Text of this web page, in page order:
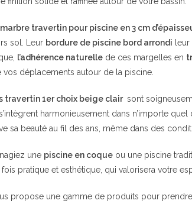
marbre travertin pour piscine en 3 cm
sol. Leur bordure de piscine bord arrondi
l’adhérence naturelle de ces margelles en
déplacements autour de la piscine.
travertin 1er choix beige clair sont
harmonieusement dans n’importe
sa beauté au fil des ans, même dans des
une piscine en coque ou une piscine
fois pratique et esthétique, qui valorisera votre
propose une gamme de produits pour